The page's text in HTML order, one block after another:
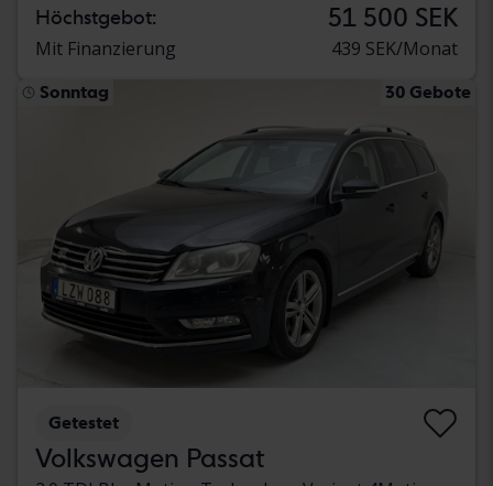
Höchstgebot: 51 500 SEK
Mit Finanzierung 439 SEK/Monat
Sonntag 30 Gebote
Getestet
Volkswagen Passat